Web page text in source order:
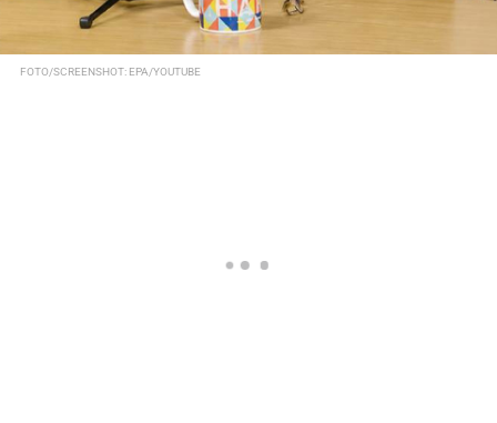
FOTO/SCREENSHOT: EPA/YOUTUBE